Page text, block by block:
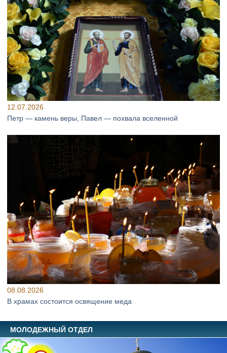
12.07.2026
Петр — камень веры, Павел — похвала вселенной
08.08.2026
В храмах состоится освящение меда
МОЛОДЕЖНЫЙ ОТДЕЛ